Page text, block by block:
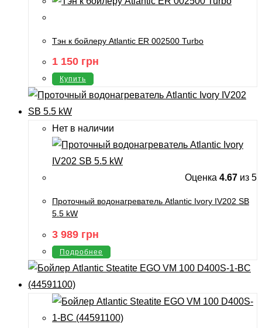
Тэн к бойлеру Atlantic ER 002500 Turbo
1 150 грн
Купить
Нет в наличии
Оценка 4.67 из 5
Проточный водонагреватель Atlantic Ivory IV202 SB
5.5 kW
3 989 грн
Подробнее